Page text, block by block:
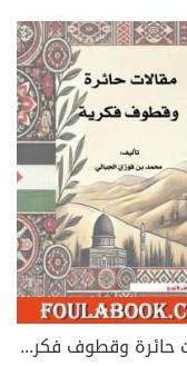
مقالات حائرة وقطوف فكرية